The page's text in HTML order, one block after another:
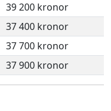
39 200 kronor
37 400 kronor
37 700 kronor
37 900 kronor